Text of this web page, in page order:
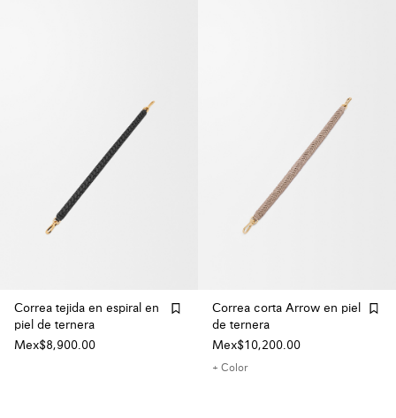
Correa tejida en espiral en
piel de ternera
Mex$8,900.00
Correa corta Arrow en piel
de ternera
Mex$10,200.00
+ Color